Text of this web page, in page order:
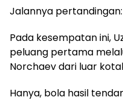
Jalannya pertandingan:
Pada kesempatan ini,
peluang pertama
Norchaev dari luar
Hanya, bola hasil